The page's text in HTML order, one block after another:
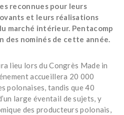
reconnues pour leurs
et leurs réalisations
marché intérieur. Pentacomp
des nominés de cette année.
lieu lors du Congrès Made in
accueillera 20 000
polonaises, tandis que 40
large éventail de sujets, y
des producteurs polonais,